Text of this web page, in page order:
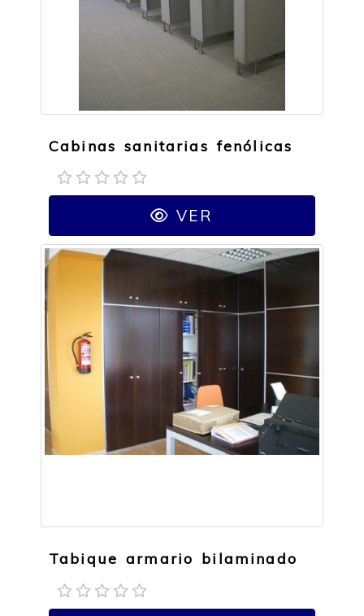
Cabinas sanitarias fenólicas
VER
Tabique armario bilaminado